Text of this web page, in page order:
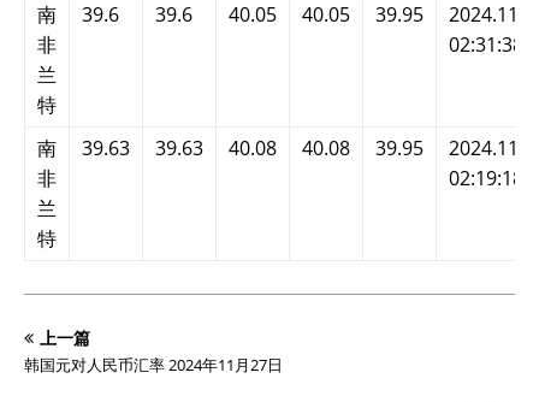
南
非
兰
特
39.6 39.6 40.05 40.05 39.95
02:31:38
南
非
兰
特
39.63 39.63 40.08 40.08 39.95
02:19:18
上一篇
韩国元对人民币汇率 2024年11月27日